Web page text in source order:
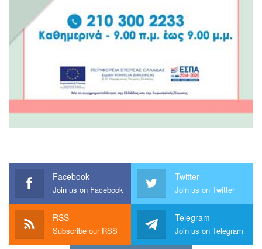
Facebook
Join us on Facebook
Twitter
Join us on Twitter
RSS
Subscribe our RSS
Telegram
Join us on Telegram